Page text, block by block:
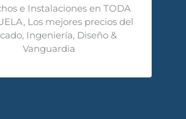
e Instalaciones en TODA
Los mejores precios del
Ingeniería, Diseño &
Vanguardia